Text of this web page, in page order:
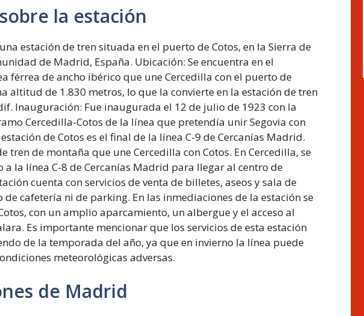
la estación
estación de tren situada en el puerto de Cotos, en la Sierra de
de Madrid, España. Ubicación: Se encuentra en el
férrea de ancho ibérico que une Cercedilla con el puerto de
altitud de 1.830 metros, lo que la convierte en la estación de tren
Inauguración: Fue inaugurada el 12 de julio de 1923 con la
Cercedilla-Cotos de la línea que pretendía unir Segovia con
de Cotos es el final de la línea C-9 de Cercanías Madrid.
tren de montaña que une Cercedilla con Cotos. En Cercedilla, se
la línea C-8 de Cercanías Madrid para llegar al centro de
cuenta con servicios de venta de billetes, aseos y sala de
de cafetería ni de parking. En las inmediaciones de la estación se
con un amplio aparcamiento, un albergue y el acceso al
Es importante mencionar que los servicios de esta estación
de la temporada del año, ya que en invierno la línea puede
meteorológicas adversas.
de Madrid